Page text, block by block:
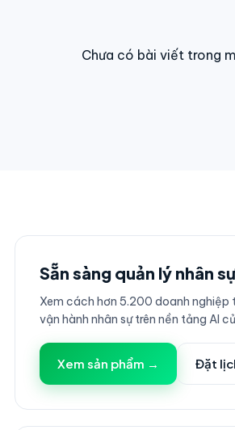
Chưa có bài viết trong
Sẵn sàng quản lý nhân
Xem cách hơn 5.200 doanh nghiệp
vận hành nhân sự trên nền tảng AI
Xem sản phẩm → Đặt